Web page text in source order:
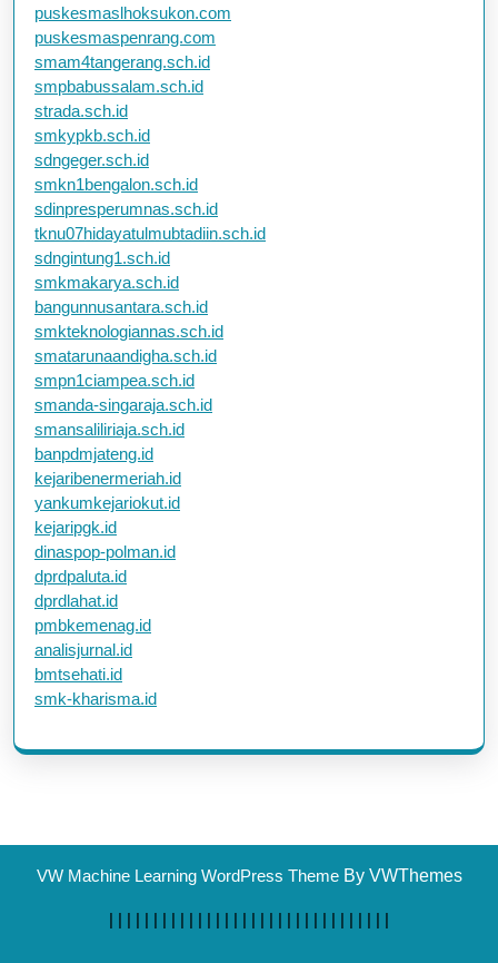
puskesmaslhoksukon.com
puskesmaspenrang.com
smam4tangerang.sch.id
smpbabussalam.sch.id
strada.sch.id
smkypkb.sch.id
sdngeger.sch.id
smkn1bengalon.sch.id
sdinpresperumnas.sch.id
tknu07hidayatulmubtadiin.sch.id
sdngintung1.sch.id
smkmakarya.sch.id
bangunnusantara.sch.id
smkteknologiannas.sch.id
smatarunaandigha.sch.id
smpn1ciampea.sch.id
smanda-singaraja.sch.id
smansaliliriaja.sch.id
banpdmjateng.id
kejaribenermeriah.id
yankumkejariokut.id
kejaripgk.id
dinaspop-polman.id
dprdpaluta.id
dprdlahat.id
pmbkemenag.id
analisjurnal.id
bmtsehati.id
smk-kharisma.id
VW Machine Learning WordPress ThemeBy VWThemes
| | | | | | | | | | | | | | | | | | | | | | | | | | | | | | | |